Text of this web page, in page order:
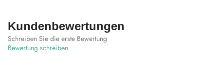
Kundenbewertungen
Schreiben Sie die erste Bewertung
Bewertung schreiben